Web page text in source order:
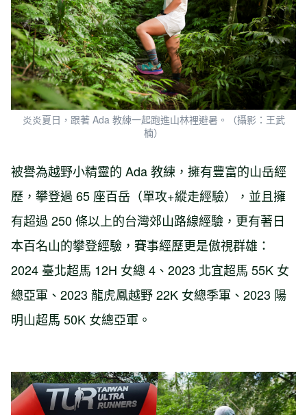
炎炎夏日，跟著 Ada 教練一起跑進山林裡避暑。（攝影：王武
楠）
被譽為越野小精靈的 Ada 教練，擁有豐富的山岳經
歷，攀登過 65 座百岳（單攻+縱走經驗），並且擁
有超過 250 條以上的台灣郊山路線經驗，更有著日
本百名山的攀登經驗，賽事經歷更是傲視群雄：
2024 臺北超馬 12H 女總 4、2023 北宜超馬 55K 女
總亞軍、2023 龍虎鳳越野 22K 女總季軍、2023 陽
明山超馬 50K 女總亞軍。